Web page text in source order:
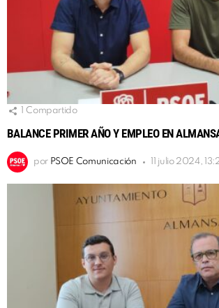
Compartido
BALANCE PRIMER AÑO Y EMPLEO EN
por PSOE Comunicación 11 julio 2024,